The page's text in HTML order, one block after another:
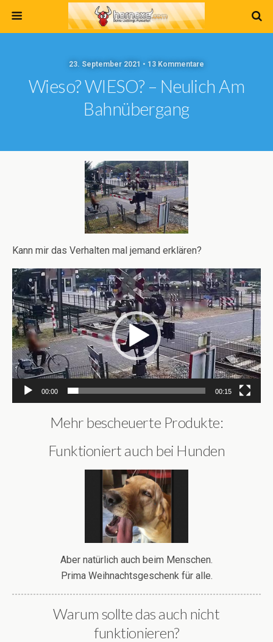
23. September 2021 • 13 Kommentare
Wieso? WIESO? – Neulich Am
Bahnübergang
Kann mir das Verhalten mal jemand erklären?
Video-
Player
00:00 00:15
Mehr bescheuerte Produkte:
Funktioniert auch bei Hunden
Aber natürlich auch beim Menschen.
Prima Weihnachtsgeschenk für alle.
Warum sollte das auch nicht
funktionieren?